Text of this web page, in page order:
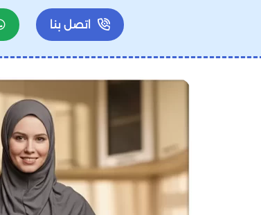
اتصل بنا